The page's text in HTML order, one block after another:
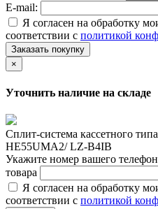
E-mail:
Я согласен на обработку
соответствии с политикой
Заказать покупку
×
Уточнить наличие на складе
Сплит-система кассетного
HE55UMA2/ LZ-B4IB
Укажите номер вашего
товара
Я согласен на обработку
соответствии с политикой